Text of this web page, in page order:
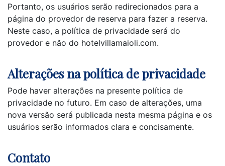
Portanto, os usuários serão redirecionados para a
página do provedor de reserva para fazer a reserva.
Neste caso, a política de privacidade será do
provedor e não do hotelvillamaioli.com.
Alterações na política de privacidade
Pode haver alterações na presente política de
privacidade no futuro. Em caso de alterações, uma
nova versão será publicada nesta mesma página e os
usuários serão informados clara e concisamente.
Contato